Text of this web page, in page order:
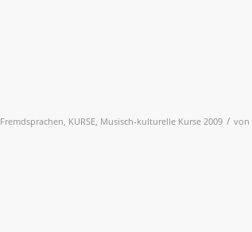
Fremdsprachen, KURSE, Musisch-kulturelle Kurse 2009 / von